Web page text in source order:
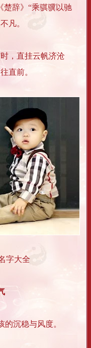
楚辞》“乘骐骥以驰
凡。
，直挂云帆济沧
直前。
字大全
沉稳与风度。